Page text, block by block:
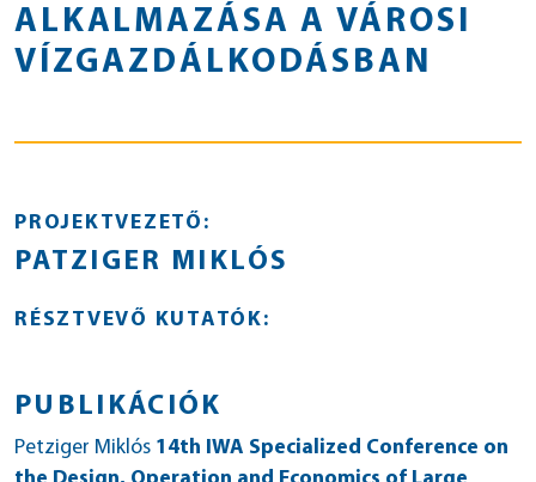
ALKALMAZÁSA A VÁROSI
VÍZGAZDÁLKODÁSBAN
PROJEKTVEZETŐ:
PATZIGER MIKLÓS
RÉSZTVEVŐ KUTATÓK:
PUBLIKÁCIÓK
Petziger Miklós 14th IWA Specialized Conference on